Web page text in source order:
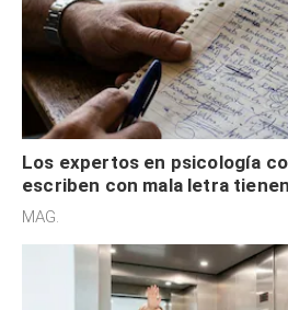
Los expertos en psicología
escriben con mala letra
acelerado y no lo hacen por
MAG.